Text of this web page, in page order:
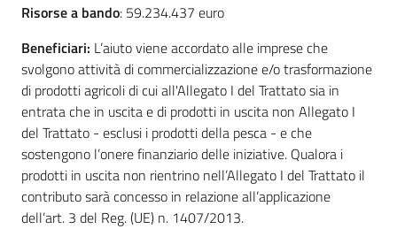
Risorse a bando: 59.234.437 euro
Beneficiari: L’aiuto viene accordato alle imprese che
svolgono attività di commercializzazione e/o trasformazione
di prodotti agricoli di cui all'Allegato I del Trattato sia in
entrata che in uscita e di prodotti in uscita non Allegato I
del Trattato - esclusi i prodotti della pesca - e che
sostengono l’onere finanziario delle iniziative. Qualora i
prodotti in uscita non rientrino nell’Allegato I del Trattato il
contributo sarà concesso in relazione all’applicazione
dell’art. 3 del Reg. (UE) n. 1407/2013.